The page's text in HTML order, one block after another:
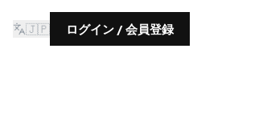
🇯🇵 ログイン / 会員登録